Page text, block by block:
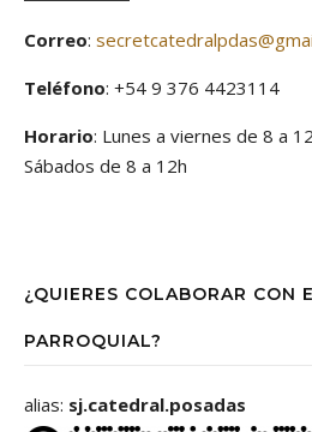
Correo:
Teléfono: +54 9 376 4423114
Horario: Lunes a viernes de 8 a
Sábados de 8 a 12h
¿QUIERES COLABORAR CON
PARROQUIAL?
alias: sj.catedral.posadas